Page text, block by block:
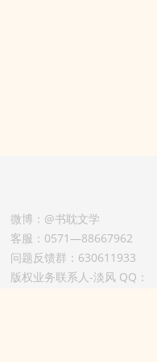
微博：@书耽文学
客服：0571—88667962
问题反馈群：630611933
版权业务联系人-淡风 QQ：